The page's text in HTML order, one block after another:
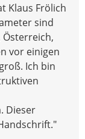
Klaus Frölich
sind
Österreich,
vor einigen
Ich bin
Dieser